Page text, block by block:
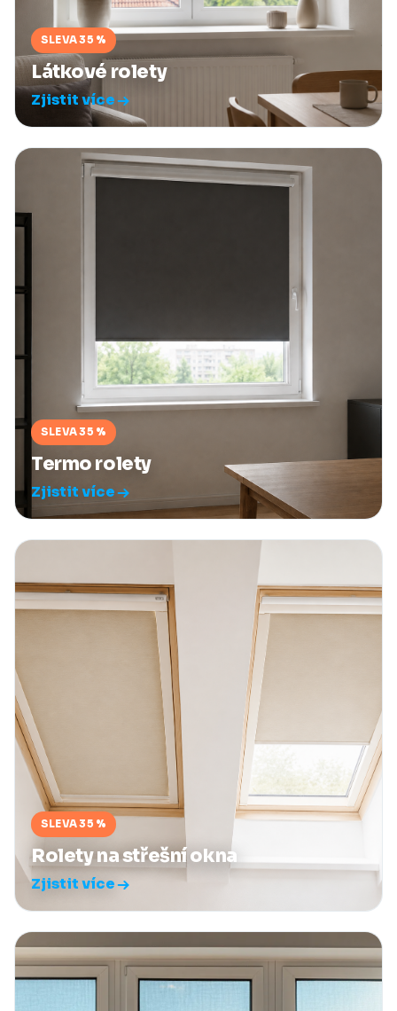
SLEVA 35 %
Látkové rolety
Zjistit více
SLEVA 35 %
Termo rolety
Zjistit více
SLEVA 35 %
Rolety na střešní okna
Zjistit více